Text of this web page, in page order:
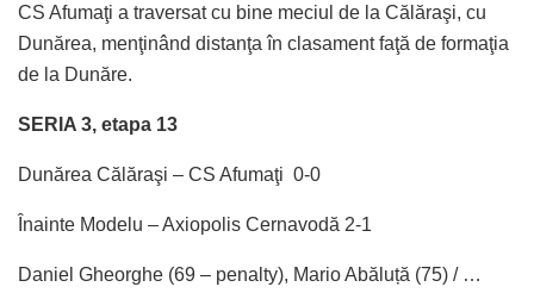
CS Afumaţi a traversat cu bine meciul de la Călăraşi, cu
Dunărea, menţinând distanţa în clasament faţă de formaţia
de la Dunăre.
SERIA 3, etapa 13
Dunărea Călăraşi – CS Afumaţi 0-0
Înainte Modelu – Axiopolis Cernavodă 2-1
Daniel Gheorghe (69 – penalty), Mario Abăluță (75) / …